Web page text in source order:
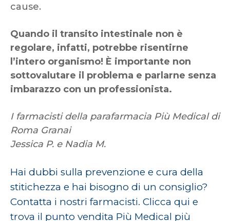
cause.
Quando il transito intestinale non è
regolare, infatti, potrebbe risentirne
l’intero organismo! È importante non
sottovalutare il problema e parlarne senza
imbarazzo con un professionista.
I farmacisti della parafarmacia Più Medical di
Roma Granai
Jessica P. e Nadia M.
Hai dubbi sulla prevenzione e cura della
stitichezza e hai bisogno di un consiglio?
Contatta i nostri farmacisti. Clicca qui e
trova il punto vendita Più Medical più